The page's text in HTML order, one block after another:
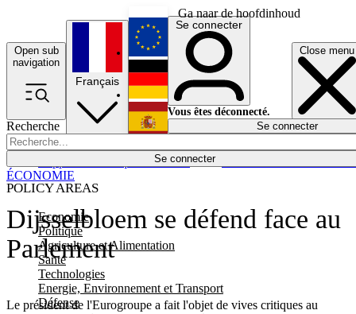
Ga naar de hoofdinhoud
Open sub
navigation
Close menu
Recherche
Se connecter
POLICY AREAS
Economie
Politique
Agriculture et Alimentation
Santé
Technologies
Energie, Environnement et Transport
Défense
Économie
Français
English
Deutsch
Español
Se connecter
Vous êtes déconnecté.
Se connecter
Dijsselbloem se défend face au
Parlement
Le président de l'Eurogroupe a fait l'objet de vives critiques au
ÉCONOMIE